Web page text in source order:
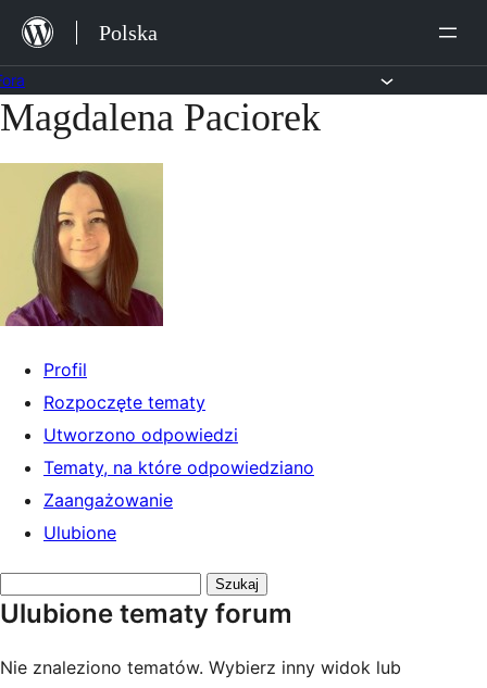
Przejdź
treści
Polska
Przejdź
Magdalena Paciorek
Profil
Rozpoczęte tematy
Utworzono odpowiedzi
Tematy, na które odpowiedziano
Zaangażowanie
Ulubione
tematy:
Ulubione tematy forum
Nie znaleziono tematów. Wybierz inny widok lub